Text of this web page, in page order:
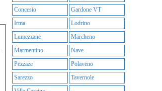
Concesio
Gardone VT
Irma
Lodrino
Lumezzane
Marcheno
Marmentino
Nave
Pezzaze
Polaveno
Sarezzo
Tavernole